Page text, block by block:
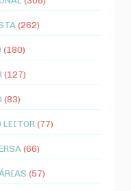
(262)
(180)
(127)
(83)
LEITOR (77)
(66)
(57)